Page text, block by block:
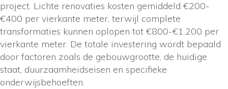
project. Lichte renovaties kosten gemiddeld €200-
€400 per vierkante meter, terwijl complete
transformaties kunnen oplopen tot €800-€1.200 per
vierkante meter. De totale investering wordt bepaald
door factoren zoals de gebouwgrootte, de huidige
staat, duurzaamheidseisen en specifieke
onderwijsbehoeften.